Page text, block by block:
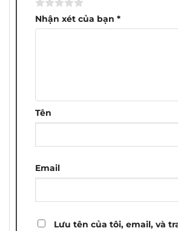
trên
5
trên
5trên
Nhận xét của bạn *
Tên
Email
Lưu tên của tôi, email, và